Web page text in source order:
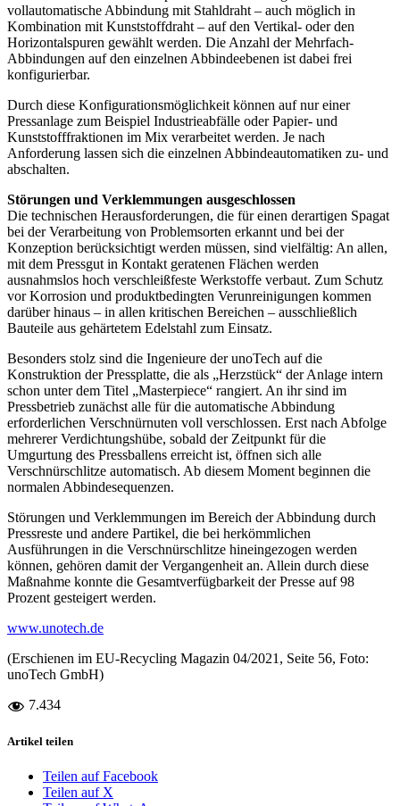
vollautomatische Abbindung mit Stahldraht – auch möglich in
Kombination mit Kunststoffdraht – auf den Vertikal- oder den
Horizontalspuren gewählt werden. Die Anzahl der Mehrfach-
Abbindungen auf den einzelnen Abbindeebenen ist dabei frei
konfigurierbar.
Durch diese Konfigurationsmöglichkeit können auf nur einer
Pressanlage zum Beispiel Industrieabfälle oder Papier- und
Kunststofffraktionen im Mix verarbeitet werden. Je nach
Anforderung lassen sich die einzelnen Abbindeautomatiken zu- und
abschalten.
Störungen und Verklemmungen ausgeschlossen
Die technischen Herausforderungen, die für einen derartigen Spagat
bei der Verarbeitung von Problemsorten erkannt und bei der
Konzeption berücksichtigt werden müssen, sind vielfältig: An allen,
mit dem Pressgut in Kontakt geratenen Flächen werden
ausnahmslos hoch verschleißfeste Werkstoffe verbaut. Zum Schutz
vor Korrosion und produktbedingten Verunreinigungen kommen
darüber hinaus – in allen kritischen Bereichen – ausschließlich
Bauteile aus gehärtetem Edelstahl zum Einsatz.
Besonders stolz sind die Ingenieure der unoTech auf die
Konstruktion der Pressplatte, die als „Herzstück“ der Anlage intern
schon unter dem Titel „Masterpiece“ rangiert. An ihr sind im
Pressbetrieb zunächst alle für die automatische Abbindung
erforderlichen Verschnürnuten voll verschlossen. Erst nach Abfolge
mehrerer Verdichtungshübe, sobald der Zeitpunkt für die
Umgurtung des Pressballens erreicht ist, öffnen sich alle
Verschnürschlitze automatisch. Ab diesem Moment beginnen die
normalen Abbindesequenzen.
Störungen und Verklemmungen im Bereich der Abbindung durch
Pressreste und andere Partikel, die bei herkömmlichen
Ausführungen in die Verschnürschlitze hineingezogen werden
können, gehören damit der Vergangenheit an. Allein durch diese
Maßnahme konnte die Gesamtverfügbarkeit der Presse auf 98
Prozent gesteigert werden.
www.unotech.de
(Erschienen im EU-Recycling Magazin 04/2021, Seite 56, Foto:
unoTech GmbH)
7.434
Artikel teilen
Teilen auf Facebook
Teilen auf X